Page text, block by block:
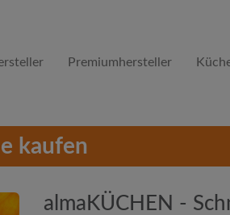
Premiumhersteller
kaufen
almaKÜCHEN -